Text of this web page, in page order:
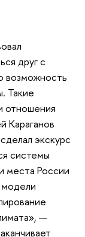
друг с
возможность
Такие
отношения
Караганов
экскурс
системы
места России
—